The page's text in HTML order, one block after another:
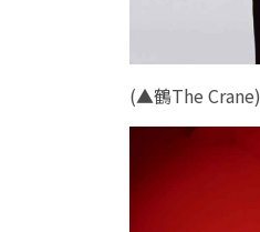
(▲鶴The Crane)